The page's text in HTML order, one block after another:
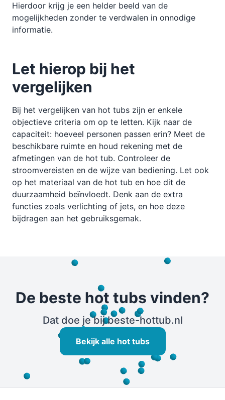
Hierdoor krijg je een helder beeld van de
mogelijkheden zonder te verdwalen in onnodige
informatie.
Let hierop bij het
vergelijken
Bij het vergelijken van hot tubs zijn er enkele
objectieve criteria om op te letten. Kijk naar de
capaciteit: hoeveel personen passen erin? Meet de
beschikbare ruimte en houd rekening met de
afmetingen van de hot tub. Controleer de
stroomvereisten en de wijze van bediening. Let ook
op het materiaal van de hot tub en hoe dit de
duurzaamheid beïnvloedt. Denk aan de extra
functies zoals verlichting of jets, en hoe deze
bijdragen aan het gebruiksgemak.
De beste hot tubs vinden?
Dat doe je bij beste-hottub.nl
Bekijk alle hot tubs